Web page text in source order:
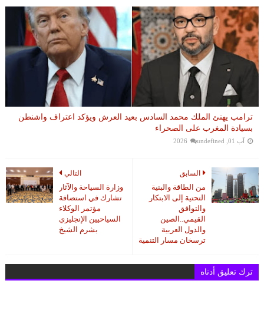
ترامب يهنئ الملك محمد السادس بعيد العرش ويؤكد اعتراف واشنطن
بسيادة المغرب على الصحراء
آب 01, 2026 undefined
التالي
وزارة السياحة والآثار
تشارك في استضافة
مؤتمر الوكلاء
السياحيين الإنجليزي
بشرم الشيخ
السابق
من الطاقة والبنية
التحتية إلى الابتكار
والتوافق
القيمي..الصين
والدول العربية
ترسخان مسار التنمية
ترك تعليق أدناه